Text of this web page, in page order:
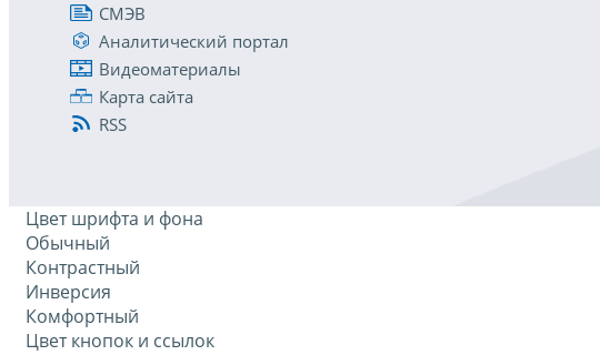
СМЭВ
Аналитический портал
Видеоматериалы
Карта сайта
RSS
Цвет шрифта и фона
Обычный
Контрастный
Инверсия
Комфортный
Цвет кнопок и ссылок